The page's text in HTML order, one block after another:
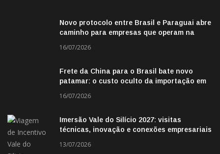
caminho para empresas que operam na
fronteira
16/07/2026
patamar: o custo oculto da importação em
2026
16/07/2026
técnicas, inovação e conexões empresariais
13/07/2026